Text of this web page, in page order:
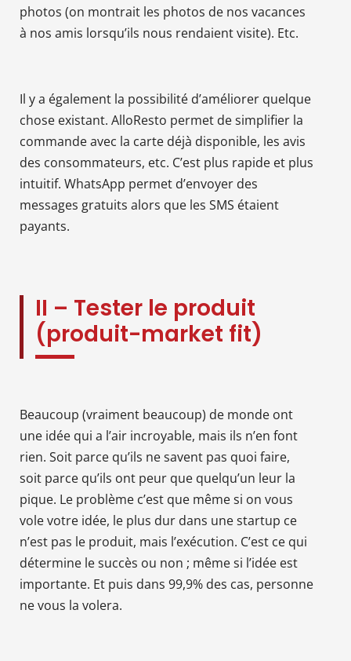
photos (on montrait les photos de nos vacances
à nos amis lorsqu’ils nous rendaient visite). Etc.
Il y a également la possibilité d’améliorer quelque
chose existant. AlloResto permet de simplifier la
commande avec la carte déjà disponible, les avis
des consommateurs, etc. C’est plus rapide et plus
intuitif. WhatsApp permet d’envoyer des
messages gratuits alors que les SMS étaient
payants.
II – Tester le produit
(produit-market fit)
Beaucoup (vraiment beaucoup) de monde ont
une idée qui a l’air incroyable, mais ils n’en font
rien. Soit parce qu’ils ne savent pas quoi faire,
soit parce qu’ils ont peur que quelqu’un leur la
pique. Le problème c’est que même si on vous
vole votre idée, le plus dur dans une startup ce
n’est pas le produit, mais l’exécution. C’est ce qui
détermine le succès ou non ; même si l’idée est
importante. Et puis dans 99,9% des cas, personne
ne vous la volera.